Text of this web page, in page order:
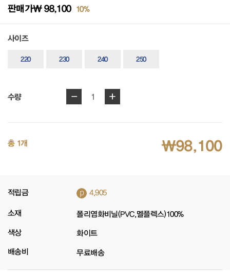
판매가₩ 98,100 10%
사이즈
220 230 240 250
수량 - 1 +
총 1개 ₩98,100
적립금 p 4,905
소재 폴리염화비닐(PVC,멜플렉스)100%
색상 화이트
배송비 무료배송